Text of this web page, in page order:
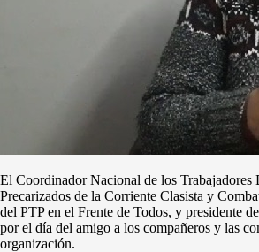
El Coordinador Nacional de los Trabajadores
Precarizados de la Corriente Clasista y
del PTP en el Frente de Todos, y presidente
por el día del amigo a los compañeros y las
organización.